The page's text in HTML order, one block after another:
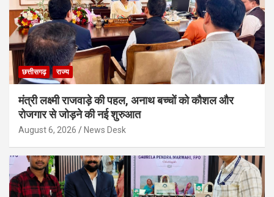
छत्तीसगढ़ राज्य
मंत्री लक्ष्मी राजवाड़े की पहल, अनाथ बच्चों को कौशल और
रोजगार से जोड़ने की नई शुरुआत
August 6, 2026 News Desk